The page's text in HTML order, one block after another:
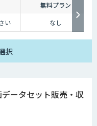
無料プラン
い なし
択
ータセット販売・収